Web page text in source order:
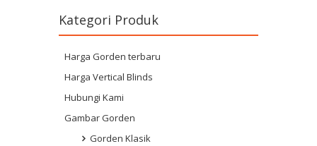
Kategori Produk
Harga Gorden terbaru
Harga Vertical Blinds
Hubungi Kami
Gambar Gorden
Gorden Klasik